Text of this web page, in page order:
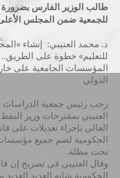
طالب الوزير الفارس
للجمعية ضمن المجلس الأعلى
د. محمد العتيبي: إنشاء
للتعليم» خطوة على
المؤسسات الجامعية على
الدولي
رحب رئيس جمعية الدراسات
العتيبي بمقترحات وزير النفط
العالي بإجراء تعديلات على
الحكومية لضم جميع مؤسسات
تحت مظلة.
وقال العتيبي في تصريح إن
الحكومية شابه العديد العديد